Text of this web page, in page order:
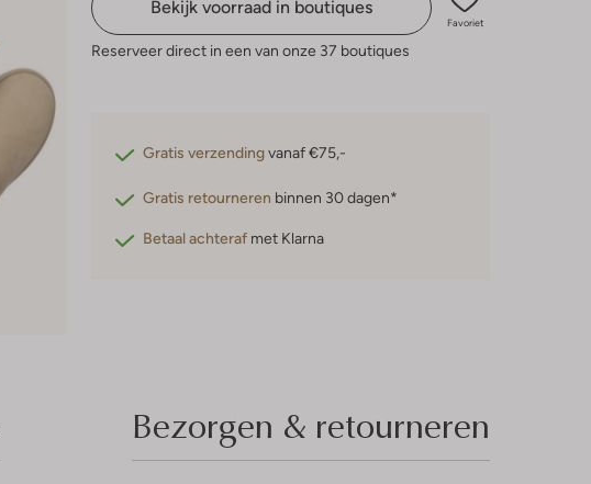
Bekijk voorraad in boutiques
Favoriet
Reserveer direct in een van onze 37 boutiques
Gratis verzendingvanaf €75,-
Gratis retourneren binnen 30 dagen*
Betaal achteraf met Klarna
Bezorgen & retourneren